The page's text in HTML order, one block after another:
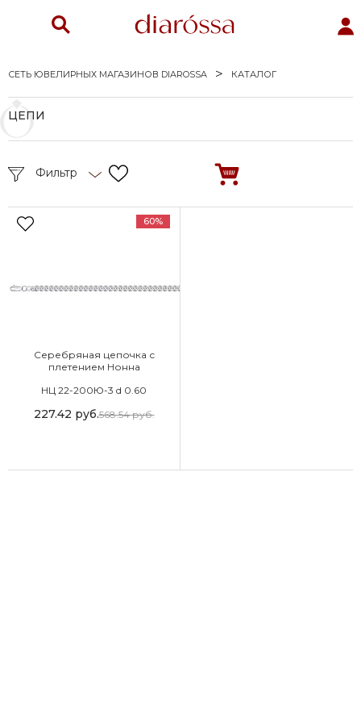
СЕТЬ ЮВЕЛИРНЫХ МАГАЗИНОВ DIAROSSA КАТАЛОГ
ЦЕПИ
Фильтр
60%
Серебряная цепочка с
плетением Нонна
НЦ 22-200Ю-3 d 0.60
227.42 руб.568.54руб.